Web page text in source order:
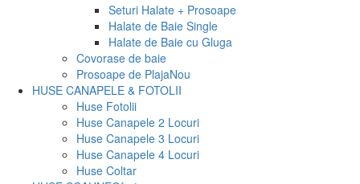
Seturi Halate + Prosoape
Halate de Baie Single
Halate de Baie cu Gluga
Covorase de baie
Prosoape de PlajaNou
HUSE CANAPELE & FOTOLII
Huse Fotolii
Huse Canapele 2 Locuri
Huse Canapele 3 Locuri
Huse Canapele 4 Locuri
Huse Coltar